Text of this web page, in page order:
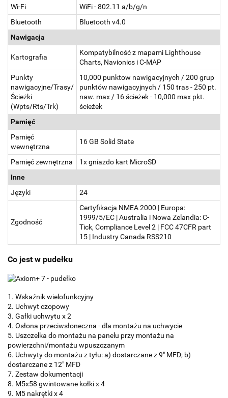
Wi-Fi
WiFi - 802.11 a/b/g/n
Bluetooth
Bluetooth v4.0
Nawigacja
Kartografia
Kompatybilność z mapami Lighthouse
Charts, Navionics i C-MAP
Punkty
nawigacyjne/Trasy/
Ścieżki
(Wpts/Rts/Trk)
10,000 punktow nawigacyjnych / 200 grup
punktów nawigacyjnych / 150 tras - 250 pt.
naw. max / 16 ścieżek - 10,000 max pkt.
ścieżek
Pamięć
Pamięć
wewnętrzna
16 GB Solid State
Pamięć zewnętrzna
1x gniazdo kart MicroSD
Inne
Języki
24
Zgodność
Certyfikacja NMEA 2000 | Europa:
1999/5/EC | Australia i Nowa Zelandia: C-
Tick, Compliance Level 2 | FCC 47CFR part
15 | Industry Canada RSS210
Co jest w pudełku
1. Wskaźnik wielofunkcyjny
2. Uchwyt czopowy
3. Gałki uchwytu x 2
4. Osłona przeciwsłoneczna - dla montażu na uchwycie
5. Uszczelka do montażu na panelu przy montażu na
powierzchni/montażu wpuszczanym
6. Uchwyty do montażu z tyłu: a) dostarczane z 9" MFD; b)
dostarczane z 12" MFD
7. Zestaw dokumentacji
8. M5x58 gwintowane kołki x 4
9. M5 nakrętki x 4